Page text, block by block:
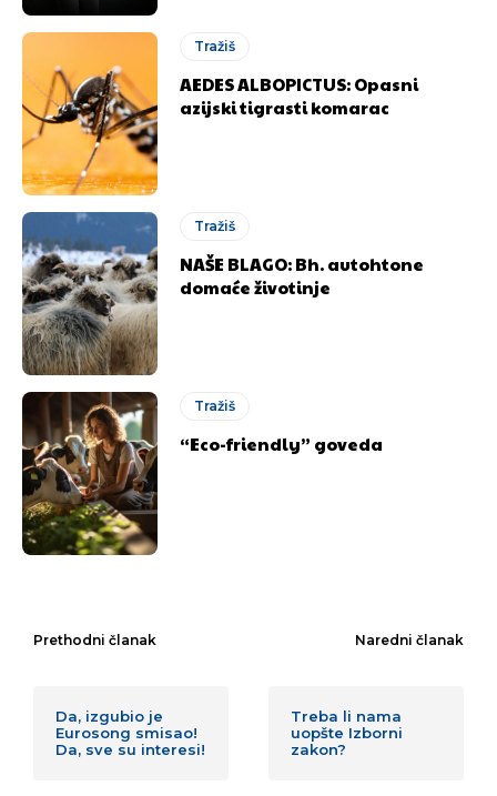
Tražiš
AEDES ALBOPICTUS: Opasni
azijski tigrasti komarac
Tražiš
NAŠE BLAGO: Bh. autohtone
domaće životinje
Tražiš
“Eco-friendly” goveda
Prethodni članak
Da, izgubio je
Eurosong smisao!
Da, sve su interesi!
Naredni članak
Treba li nama
uopšte Izborni
zakon?